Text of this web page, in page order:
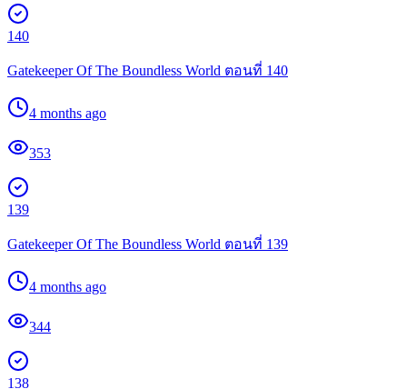
140
Gatekeeper Of The Boundless World ตอนที่ 140
4 months ago
353
139
Gatekeeper Of The Boundless World ตอนที่ 139
4 months ago
344
138